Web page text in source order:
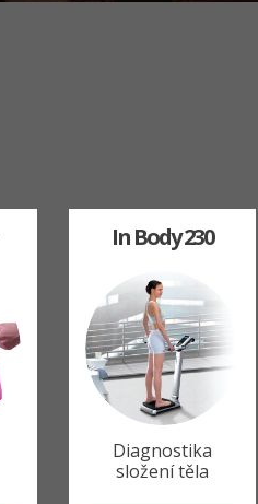
In Body 230
Diagnostika
složení těla